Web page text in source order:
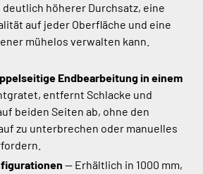
deutlich höherer Durchsatz, eine
auf jeder Oberfläche und eine
mühelos verwalten kann.
Endbearbeitung in einem
entfernt Schlacke und
beiden Seiten ab, ohne den
zu unterbrechen oder manuelles
— Erhältlich in 1000 mm,